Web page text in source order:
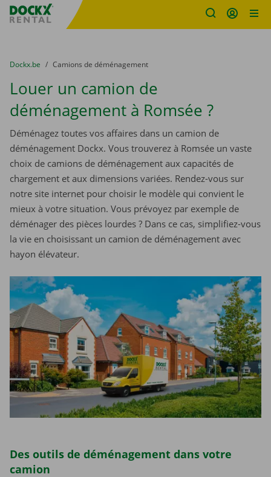
sitename
You are here:
du
Dockx.be to
Camions de déménagement
Louer un camion de
déménagement à Romsée ?
Déménagez toutes vos affaires dans un camion de
déménagement Dockx. Vous trouverez à Romsée un vaste
choix de camions de déménagement aux capacités de
chargement et aux dimensions variées. Rendez-vous sur
notre site internet pour choisir le modèle qui convient le
mieux à votre situation. Vous prévoyez par exemple de
déménager des pièces lourdes ? Dans ce cas, simplifiez-vous
la vie en choisissant un camion de déménagement avec
hayon élévateur.
Des outils de déménagement dans votre
camion